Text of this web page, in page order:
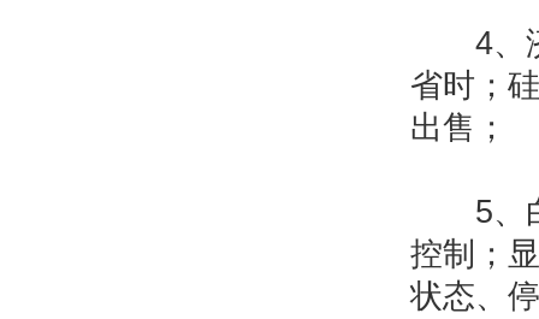
4、济
省时；
出售；
5、白
控制；
状态、